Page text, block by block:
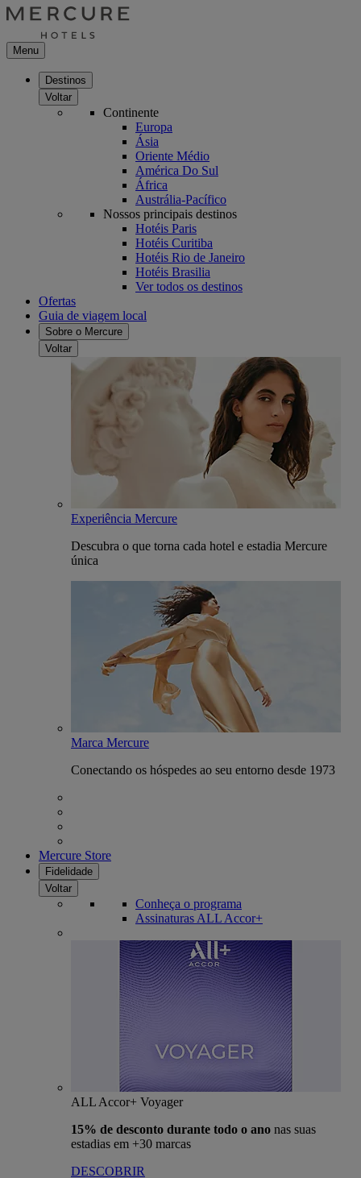
Menu
Destinos
Voltar
Continente
Europa
Ásia
Oriente Médio
América Do Sul
África
Austrália-Pacífico
Nossos principais destinos
Hotéis Paris
Hotéis Curitiba
Hotéis Rio de Janeiro
Hotéis Brasilia
Ver todos os destinos
Ofertas
Guia de viagem local
Sobre o Mercure
Voltar
Experiência Mercure
Descubra o que torna cada hotel e estadia Mercure
única
Marca Mercure
Conectando os hóspedes ao seu entorno desde 1973
Mercure Store
Fidelidade
Voltar
Conheça o programa
Assinaturas ALL Accor+
ALL Accor+ Voyager
15% de desconto durante todo o ano nas suas
estadias em +30 marcas
DESCOBRIR